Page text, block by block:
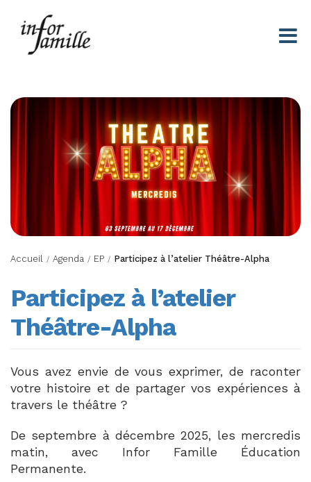
Accueil / Agenda / EP / Participez à l’atelier Théâtre-Alpha
Participez à l’atelier
Théâtre-Alpha
Vous avez envie de vous exprimer, de raconter
votre histoire et de partager vos expériences à
travers le théâtre ?
De septembre à décembre 2025, les mercredis
matin, avec Infor Famille Éducation
Permanente.